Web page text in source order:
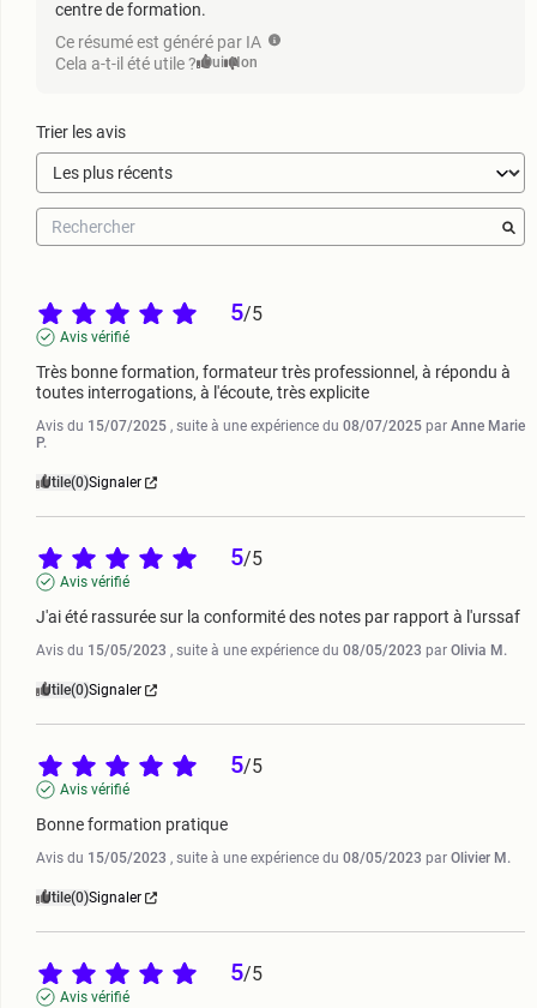
centre de formation.
Ce résumé est généré par IA
Cela a-t-il été utile ? Oui Non
Trier les avis
5/5
Avis vérifié
Très bonne formation, formateur très professionnel, à répondu à
toutes interrogations, à l'écoute, très explicite
Avis du 15/07/2025 , suite à une expérience du 08/07/2025 par Anne Marie
P.
Utile(0)Signaler
5/5
Avis vérifié
J'ai été rassurée sur la conformité des notes par rapport à l'urssaf
Avis du 15/05/2023 , suite à une expérience du 08/05/2023 par Olivia M.
Utile(0)Signaler
5/5
Avis vérifié
Bonne formation pratique
Avis du 15/05/2023 , suite à une expérience du 08/05/2023 par Olivier M.
Utile(0)Signaler
5/5
Avis vérifié